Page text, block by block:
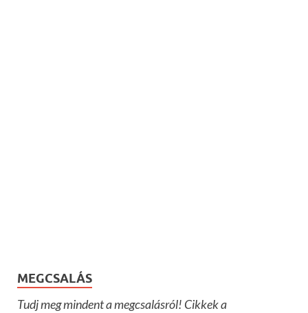
MEGCSALÁS
Tudj meg mindent a megcsalásról! Cikkek a